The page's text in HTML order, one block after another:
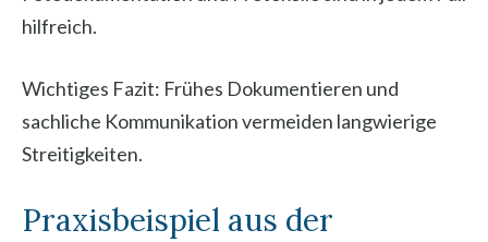
hilfreich.
Wichtiges Fazit: Frühes Dokumentieren und
sachliche Kommunikation vermeiden langwierige
Streitigkeiten.
Praxisbeispiel aus der